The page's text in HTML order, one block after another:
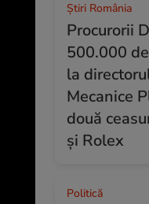
Știri România
Procurorii
500.000
la
Mecanice
două
și Rolex
Politică